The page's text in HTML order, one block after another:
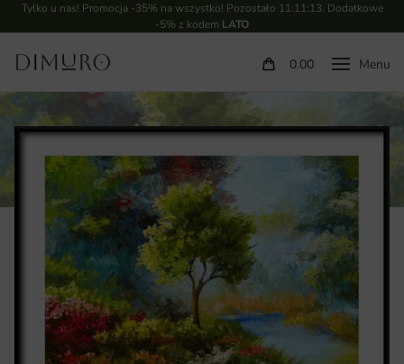
Tylko u nas! Promocja -35% na wszystko! Pozostało 11:11:12. Dodatkowe
-5% z kodem LATO
0.00